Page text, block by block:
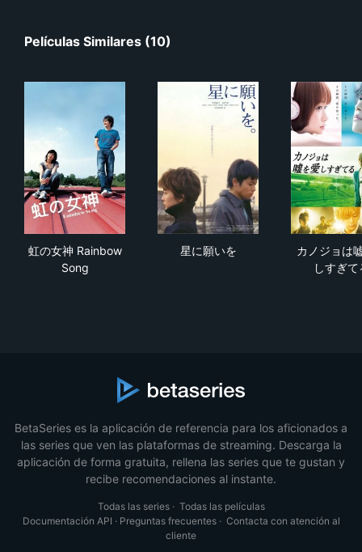
Películas Similares (10)
虹の女神 Rainbow
Song
星に願いを
カノジョは
しすぎて
BetaSeries es la aplicación de referencia para los aficionados a
las series que ven las plataformas de streaming. Descarga la
aplicación de forma gratuita, rellena las series que te gustan y
recibe recomendaciones al instante.
Todas las series· Todas las películas
Documentación API · Preguntas frecuentes· Contacta con atención al
cliente